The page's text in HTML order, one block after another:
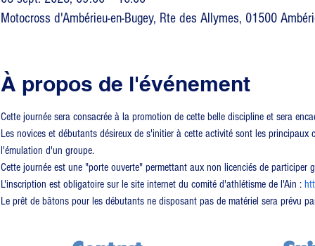
Motocross d'Ambérieu-en-Bugey, Rte des Allymes, 01500
À propos de l'événement
Cette journée sera consacrée à la promotion de cette belle discipline et sera
Les novices et débutants désireux de s'initier à cette activité sont les
l'émulation d'un groupe.
Cette journée est une "porte ouverte" permettant aux non licenciés de participer
L'inscription est obligatoire sur le site internet du comité d'athlétisme de l'Ain :
Le prêt de bâtons pour les débutants ne disposant pas de matériel sera prévu